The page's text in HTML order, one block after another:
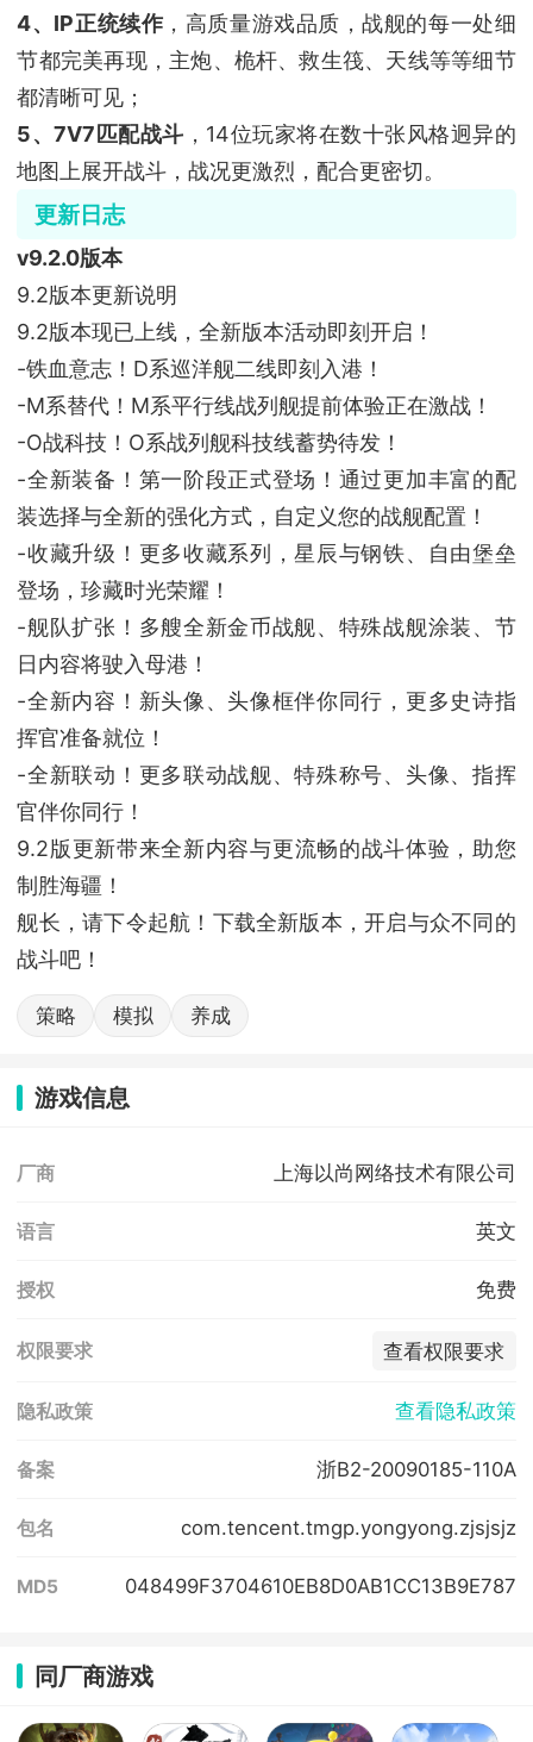
4、IP正统续作 ，高质量游戏品质，战舰的每一处细
节都完美再现，主炮、桅杆、救生筏、天线等等细节
都清晰可见；
5、7V7匹配战斗 ，14位玩家将在数十张风格迥异的
地图上展开战斗，战况更激烈，配合更密切。
更新日志
v9.2.0版本
9.2版本更新说明
9.2版本现已上线，全新版本活动即刻开启！
-铁血意志！D系巡洋舰二线即刻入港！
-M系替代！M系平行线战列舰提前体验正在激战！
-O战科技！O系战列舰科技线蓄势待发！
-全新装备！第一阶段正式登场！通过更加丰富的配
装选择与全新的强化方式，自定义您的战舰配置！
-收藏升级！更多收藏系列，星辰与钢铁、自由堡垒
登场，珍藏时光荣耀！
-舰队扩张！多艘全新金币战舰、特殊战舰涂装、节
日内容将驶入母港！
-全新内容！新头像、头像框伴你同行，更多史诗指
挥官准备就位！
-全新联动！更多联动战舰、特殊称号、头像、指挥
官伴你同行！
9.2版更新带来全新内容与更流畅的战斗体验，助您
制胜海疆！
舰长，请下令起航！下载全新版本，开启与众不同的
战斗吧！
策略 模拟 养成
游戏信息
厂商 上海以尚网络技术有限公司
语言 英文
授权 免费
权限要求 查看权限要求
隐私政策 查看隐私政策
备案 浙B2-20090185-110A
包名 com.tencent.tmgp.yongyong.zjsjsjz
MD5 048499F3704610EB8D0AB1CC13B9E787
同厂商游戏